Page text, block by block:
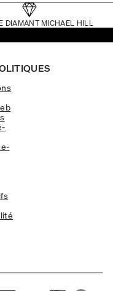
DIAMANT MICHAEL HILL